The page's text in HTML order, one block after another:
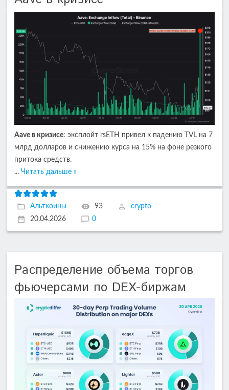
Aave в кризисе: эксплойт rsETH привел к падению TVL на 7
млрд долларов и снижению курса на 15% на фоне резкого
притока средств.
... Читать дальше »
Альткоины 93
crypto
20.04.2026
0
Распределение объема торгов
фьючерсами по DEX-биржам